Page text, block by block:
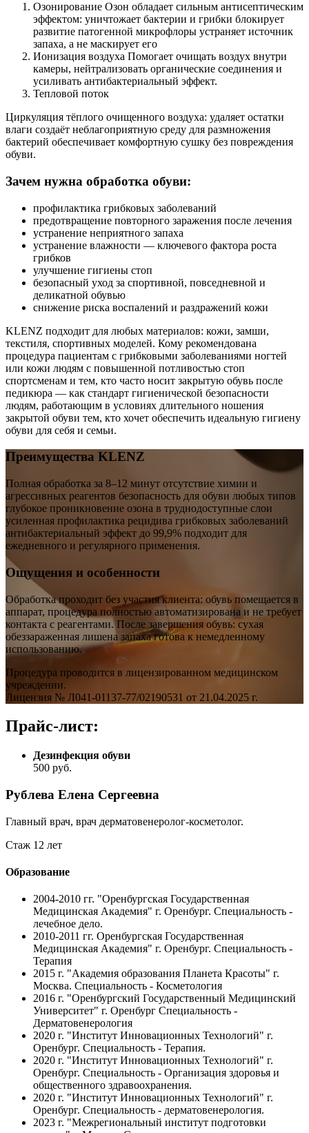
Озонирование Озон обладает сильным антисептическим
эффектом: уничтожает бактерии и грибки блокирует
развитие патогенной микрофлоры устраняет источник
запаха, а не маскирует его
Ионизация воздуха Помогает очищать воздух внутри
камеры, нейтрализовать органические соединения и
усиливать антибактериальный эффект.
Тепловой поток
Циркуляция тёплого очищенного воздуха: удаляет остатки
влаги создаёт неблагоприятную среду для размножения
бактерий обеспечивает комфортную сушку без повреждения
обуви.
Зачем нужна обработка обуви:
профилактика грибковых заболеваний
предотвращение повторного заражения после лечения
устранение неприятного запаха
устранение влажности — ключевого фактора роста
грибков
улучшение гигиены стоп
безопасный уход за спортивной, повседневной и
деликатной обувью
снижение риска воспалений и раздражений кожи
KLENZ подходит для любых материалов: кожи, замши,
текстиля, спортивных моделей. Кому рекомендована
процедура пациентам с грибковыми заболеваниями ногтей
или кожи людям с повышенной потливостью стоп
спортсменам и тем, кто часто носит закрытую обувь после
педикюра — как стандарт гигиенической безопасности
людям, работающим в условиях длительного ношения
закрытой обуви тем, кто хочет обеспечить идеальную гигиену
обуви для себя и семьи.
Преимущества KLENZ
Полная обработка за 8–12 минут отсутствие химии и
агрессивных реагентов безопасность для обуви любых типов
глубокое проникновение озона в труднодоступные слои
усиленная профилактика рецидива грибковых заболеваний
антибактериальный эффект до 99,9% подходит для
ежедневного и регулярного применения.
Ощущения и особенности
Обработка проходит без участия клиента: обувь помещается в
аппарат, процедура полностью автоматизирована и не требует
контакта с реагентами. После завершения обувь: сухая
обеззараженная лишена запаха готова к немедленному
использованию.
Процедура проводится в лицензированном медицинском
учреждении.
Лицензия № Л041-01137-77/02190531 от 21.04.2025 г.
Прайс-лист:
Дезинфекция обуви
500 руб.
Рублева Елена Сергеевна
Главный врач, врач дерматовенеролог-косметолог.
Стаж 12 лет
Образование
2004-2010 гг. "Оренбургская Государственная
Медицинская Академия" г. Оренбург. Специальность -
лечебное дело.
2010-2011 гг. Оренбургская Государственная
Медицинская Академия" г. Оренбург. Специальность -
Терапия
2015 г. "Академия образования Планета Красоты" г.
Москва. Специальность - Косметология
2016 г. "Оренбургский Государственный Медицинский
Университет" г. Оренбург Специальность -
Дерматовенерология
2020 г. "Институт Инновационных Технологий" г.
Оренбург. Специальность - Терапия.
2020 г. "Институт Инновационных Технологий" г.
Оренбург. Специальность - Организация здоровья и
общественного здравоохранения.
2020 г. "Институт Инновационных Технологий" г.
Оренбург. Специальность - дерматовенерология.
2023 г. "Межрегиональный институт подготовки